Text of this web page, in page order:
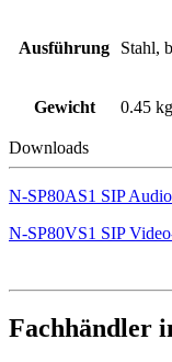
Ausführung Stahl,
Gewicht 0.45 kg
Downloads
N-SP80AS1 SIP
N-SP80VS1 SIP
Fachhändler